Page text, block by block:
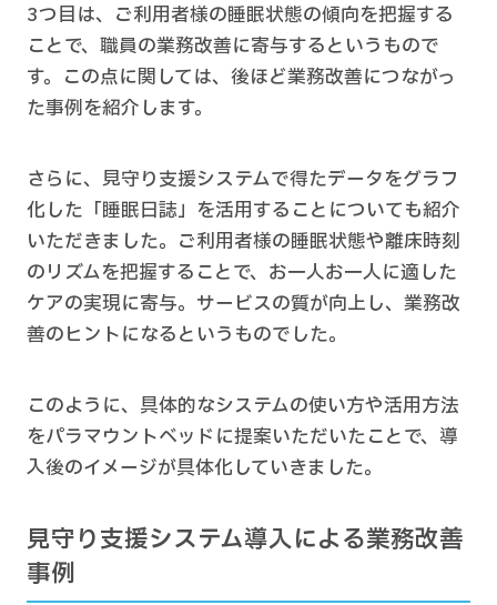
3つ目は、ご利用者様の睡眠状態の傾向を把握する
ことで、職員の業務改善に寄与するというもので
す。この点に関しては、後ほど業務改善につながっ
た事例を紹介します。
さらに、見守り支援システムで得たデータをグラフ
化した「睡眠日誌」を活用することについても紹介
いただきました。ご利用者様の睡眠状態や離床時刻
のリズムを把握することで、お一人お一人に適した
ケアの実現に寄与。サービスの質が向上し、業務改
善のヒントになるというものでした。
このように、具体的なシステムの使い方や活用方法
をパラマウントベッドに提案いただいたことで、導
入後のイメージが具体化していきました。
見守り支援システム導入による業務改善
事例